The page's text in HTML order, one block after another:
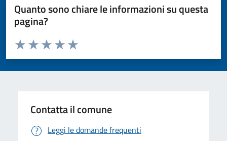
Quanto sono chiare le informazioni su questa
pagina?
Valuta da 1 a 5 stelle la pagina
Valuta 5 stelle su 5
Valuta 4 stelle su 5
Valuta 3 stelle su 5
Valuta 2 stelle su 5
Valuta 1 stelle su 5
Contatta il comune
Leggi le domande frequenti